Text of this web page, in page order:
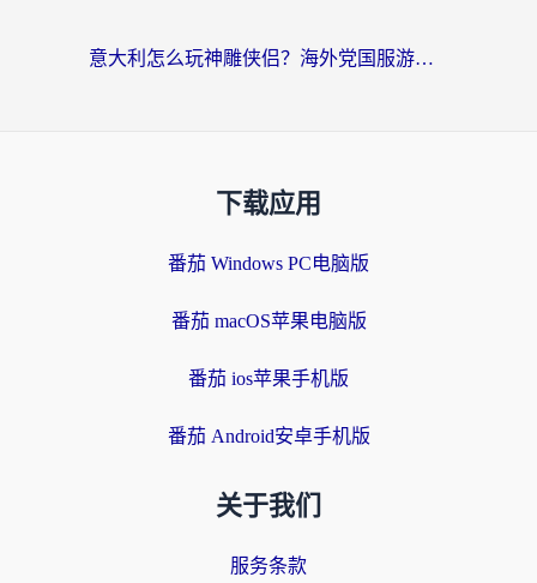
意大利怎么玩神雕侠侣？海外党国服游戏加速终极指南（附欧洲玩王者王国保卫战4不卡技巧）
下载应用
番茄 Windows PC电脑版
番茄 macOS苹果电脑版
番茄 ios苹果手机版
番茄 Android安卓手机版
关于我们
服务条款